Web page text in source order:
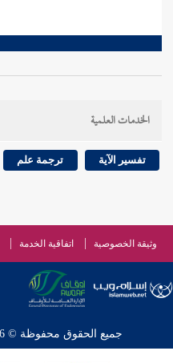
الخدمات العلمية
تفسير الآية ترجمة علم
وثيقة الخصوصية اتفاقية الخدمة
جميع الحقوق محفوظة © 2026 - 1998 لشبكة إسلام ويب